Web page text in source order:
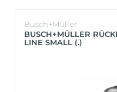
Busch+Müller
BUSCH+MÜLLER
LINE SMALL (.)